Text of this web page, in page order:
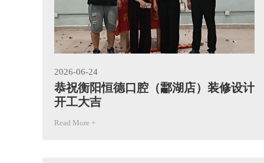
2026-06-24
恭祝衡阳恒德口腔（酃湖店）装修设计
开工大吉
Read More +